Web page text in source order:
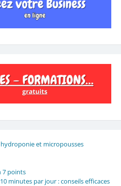
et micropousses
7 points
minutes par jour : conseils efficaces